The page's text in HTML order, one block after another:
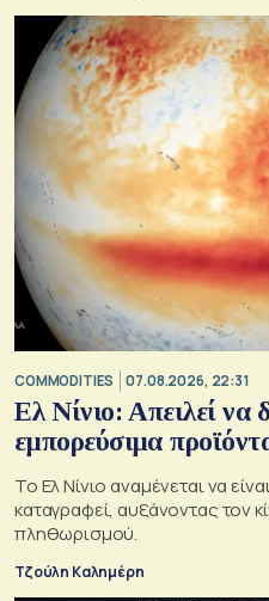
COMMODITIES 07.08.2026, 22:31
Ελ Νίνιο: Απειλεί να
εμπορεύσιμα
Το Ελ Νίνιο αναμένεται να
καταγραφεί, αυξάνοντας τον
πληθωρισμού.
Τζούλη Καλημέρη